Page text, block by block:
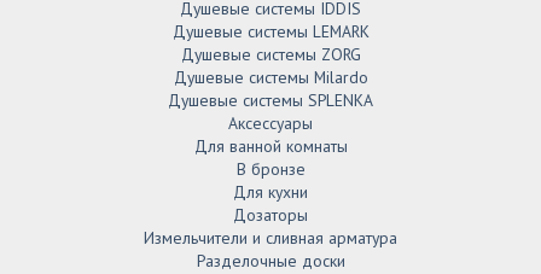
Душевые системы IDDIS
Душевые системы LEMARK
Душевые системы ZORG
Душевые системы Milardo
Душевые системы SPLENKA
Аксессуары
Для ванной комнаты
В бронзе
Для кухни
Дозаторы
Измельчители и сливная арматура
Разделочные доски